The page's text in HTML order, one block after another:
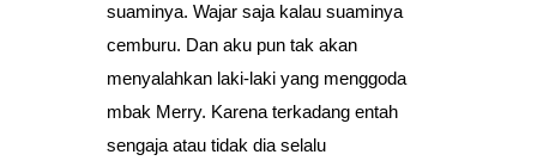
suaminya. Wajar saja kalau suaminya
cemburu. Dan aku pun tak akan
menyalahkan laki-laki yang menggoda
mbak Merry. Karena terkadang entah
sengaja atau tidak dia selalu